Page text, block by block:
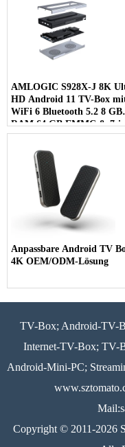
AMLOGIC S928X-J 8K
HD Android 11 TV-Box
WiFi 6 Bluetooth 5.2 8 GB
RAM 64 GB EMMC & 7-
1-Multi-Screen-Display
Anpassbare Android TV
4K OEM/ODM-Lösung
TV-Box; Android-TV-
Internet-TV-Box; TV-
Android-Mini-PC;
Mail:
Copyright © 2011-2026